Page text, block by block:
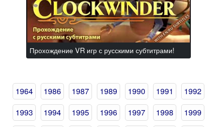
Прохождение VR игр с русскими субтитрами!
1964 1986 1987 1989 1990 1991
1992
1993
1994 1995 1996 1997 1998
1999